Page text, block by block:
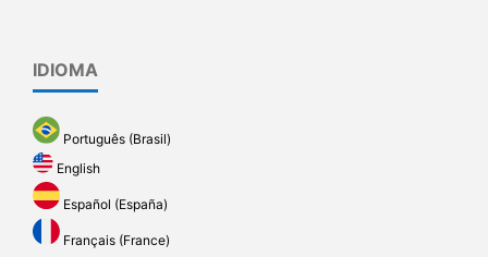
IDIOMA
Português (Brasil)
English
Español (España)
Français (France)